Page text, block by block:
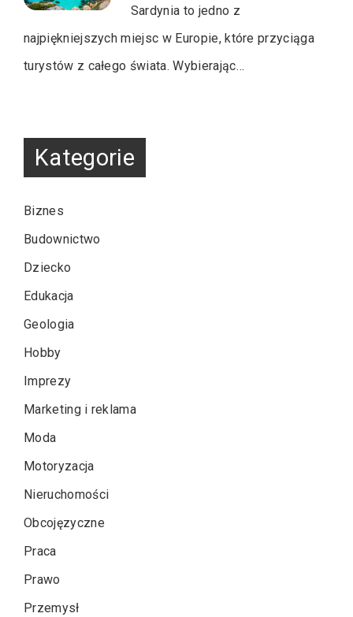
Sardynia to jedno z
najpiękniejszych miejsc w Europie, które przyciąga
turystów z całego świata. Wybierając…
Kategorie
Biznes
Budownictwo
Dziecko
Edukacja
Geologia
Hobby
Imprezy
Marketing i reklama
Moda
Motoryzacja
Nieruchomości
Obcojęzyczne
Praca
Prawo
Przemysł